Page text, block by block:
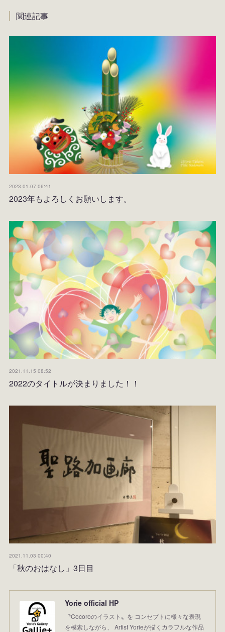
関連記事
2023.01.07 06:41
2023年もよろしくお願いします。
2021.11.15 08:52
2022のタイトルが決まりました！！
2021.11.03 00:40
「秋のおはなし」3日目
Yorie official HP
〝Cocoroのイラスト〟を コンセプトに様々な表現
を模索しながら、 Artist Yorieが描くカラフルな作品